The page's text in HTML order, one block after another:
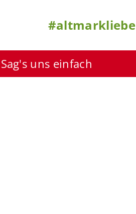
#altmarkliebe
Sag's uns einfach